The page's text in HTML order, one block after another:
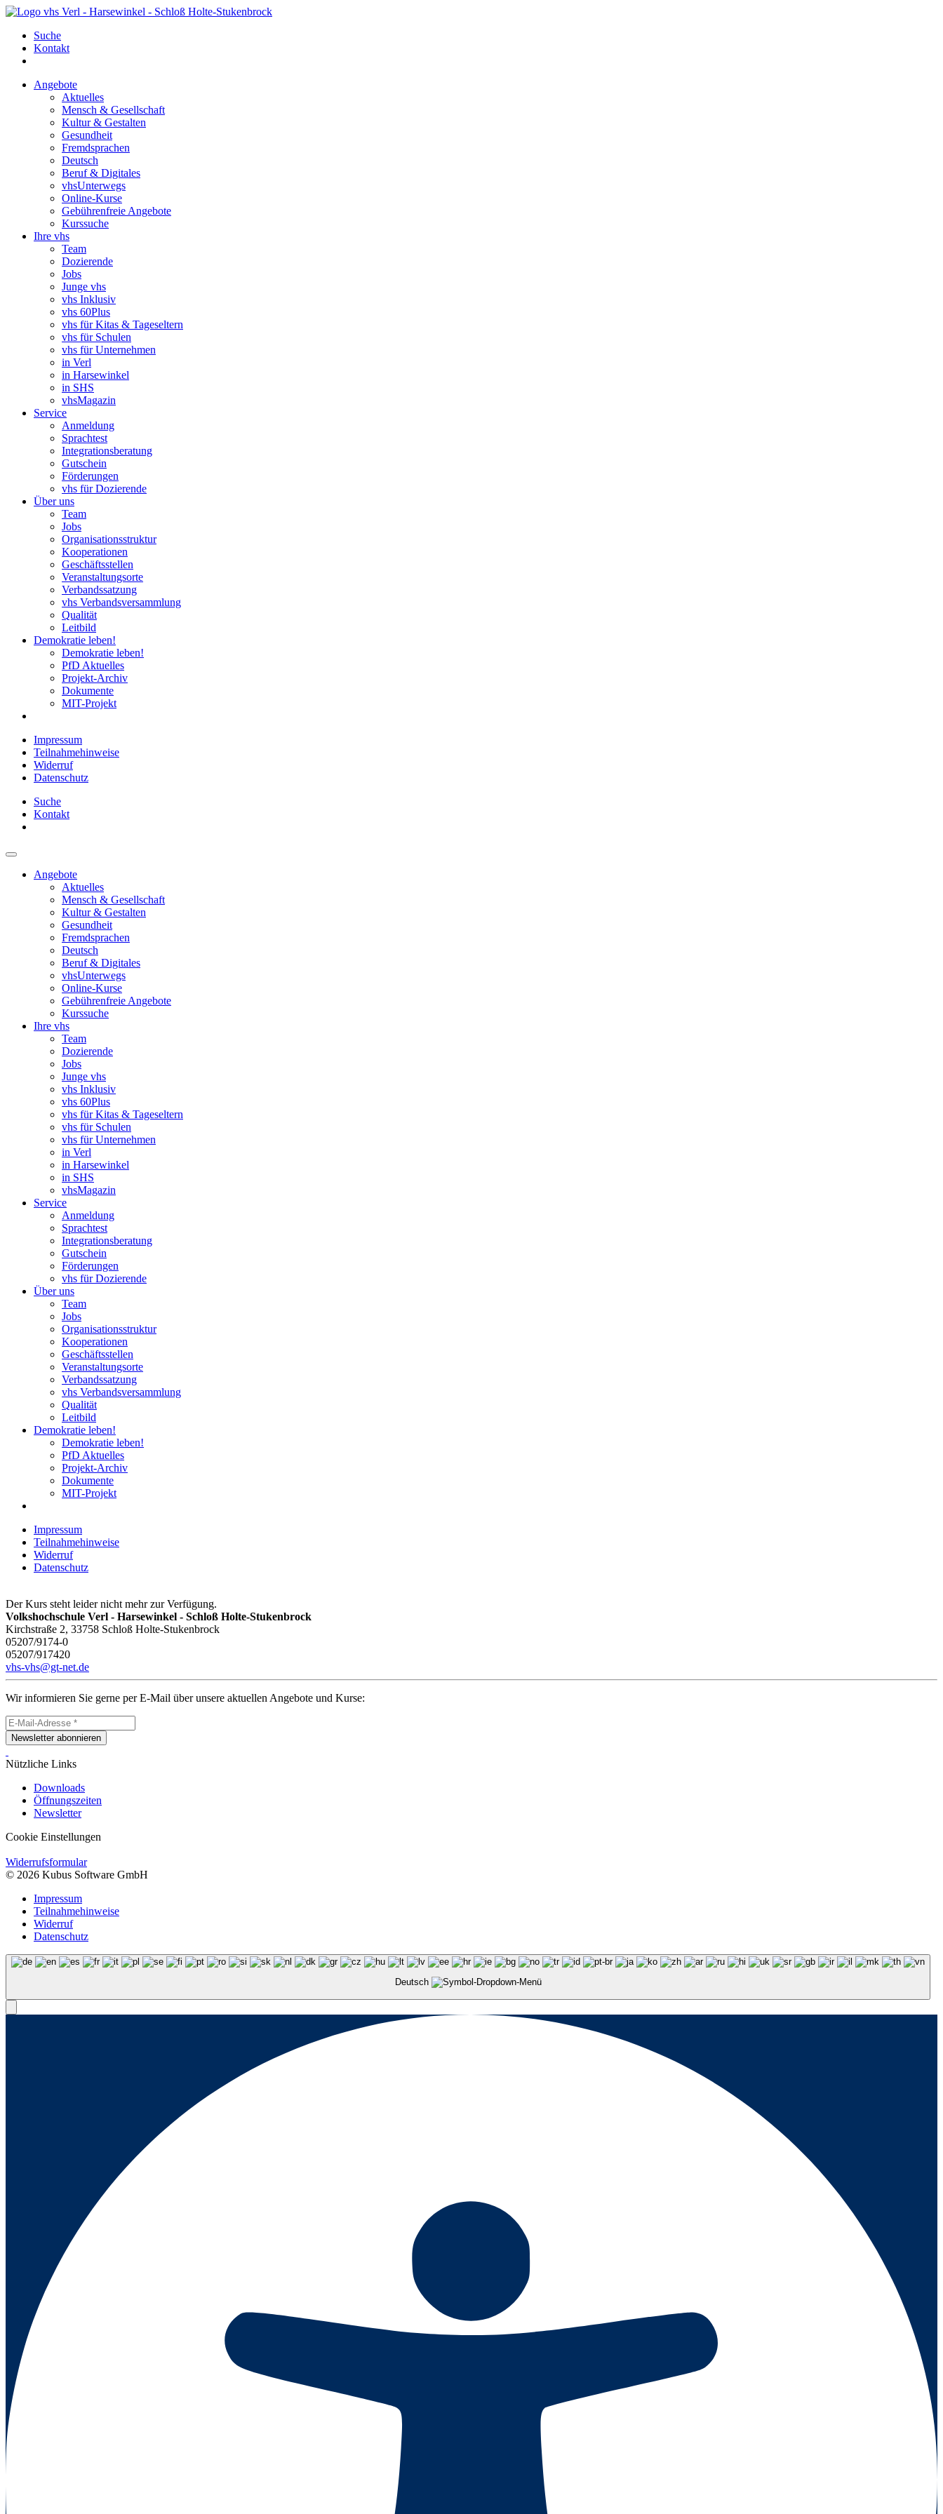
Suche
Kontakt
Angebote
Aktuelles
Mensch & Gesellschaft
Kultur & Gestalten
Gesundheit
Fremdsprachen
Deutsch
Beruf & Digitales
vhsUnterwegs
Online-Kurse
Gebührenfreie Angebote
Kurssuche
Ihre vhs
Team
Dozierende
Jobs
Junge vhs
vhs Inklusiv
vhs 60Plus
vhs für Kitas & Tageseltern
vhs für Schulen
vhs für Unternehmen
in Verl
in Harsewinkel
in SHS
vhsMagazin
Service
Anmeldung
Sprachtest
Integrationsberatung
Gutschein
Förderungen
vhs für Dozierende
Über uns
Team
Jobs
Organisationsstruktur
Kooperationen
Geschäftsstellen
Veranstaltungsorte
Verbandssatzung
vhs Verbandsversammlung
Qualität
Leitbild
Demokratie leben!
Demokratie leben!
PfD Aktuelles
Projekt-Archiv
Dokumente
MIT-Projekt
Impressum
Teilnahmehinweise
Widerruf
Datenschutz
Suche
Kontakt
Angebote
Aktuelles
Mensch & Gesellschaft
Kultur & Gestalten
Gesundheit
Fremdsprachen
Deutsch
Beruf & Digitales
vhsUnterwegs
Online-Kurse
Gebührenfreie Angebote
Kurssuche
Ihre vhs
Team
Dozierende
Jobs
Junge vhs
vhs Inklusiv
vhs 60Plus
vhs für Kitas & Tageseltern
vhs für Schulen
vhs für Unternehmen
in Verl
in Harsewinkel
in SHS
vhsMagazin
Service
Anmeldung
Sprachtest
Integrationsberatung
Gutschein
Förderungen
vhs für Dozierende
Über uns
Team
Jobs
Organisationsstruktur
Kooperationen
Geschäftsstellen
Veranstaltungsorte
Verbandssatzung
vhs Verbandsversammlung
Qualität
Leitbild
Demokratie leben!
Demokratie leben!
PfD Aktuelles
Projekt-Archiv
Dokumente
MIT-Projekt
Impressum
Teilnahmehinweise
Widerruf
Datenschutz
Der Kurs steht leider nicht mehr zur Verfügung.
Volkshochschule Verl - Harsewinkel - Schloß Holte-Stukenbrock
Kirchstraße 2, 33758 Schloß Holte-Stukenbrock
05207/9174-0
05207/917420
vhs-vhs@gt-net.de
Wir informieren Sie gerne per E-Mail über unsere aktuellen Angebote und Kurse:
Newsletter abonnieren
Nützliche Links
Downloads
Öffnungszeiten
Newsletter
Cookie Einstellungen
Widerrufsformular
© 2026 Kubus Software GmbH
Impressum
Teilnahmehinweise
Widerruf
Datenschutz
Deutsch